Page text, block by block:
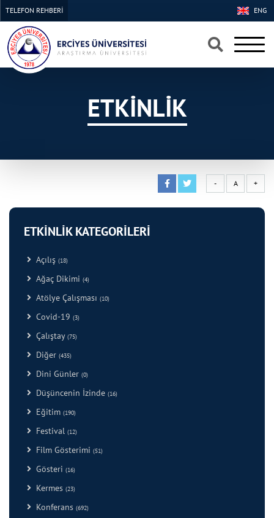
×
×
ENG
TELEFON REHBERİ
ETKİNLİK
- A +
ETKİNLİK KATEGORİLERİ
Açılış (18)
Ağaç Dikimi (4)
Atölye Çalışması (10)
Covid-19 (3)
Çalıştay (75)
Diğer (435)
Dini Günler (0)
Düşüncenin İzinde (16)
Eğitim (190)
Festival (12)
Film Gösterimi (51)
Gösteri (16)
Kermes (23)
Konferans (692)